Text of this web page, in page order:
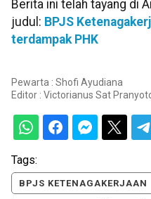
Berita ini telah tayang di
judul: BPJS
terdampak PHK
Pewarta : Shofi Ayudiana
Editor : Victorianus Sat
Tags:
BPJS KETENAGAKERJAAN